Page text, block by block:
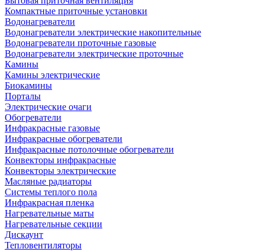
Компактные приточные установки
Водонагреватели
Водонагреватели электрические накопительные
Водонагреватели проточные газовые
Водонагреватели электрические проточные
Камины
Камины электрические
Биокамины
Порталы
Электрические очаги
Обогреватели
Инфракрасные газовые
Инфракрасные обогреватели
Инфракрасные потолочные обогреватели
Конвекторы инфракрасные
Конвекторы электрические
Масляные радиаторы
Системы теплого пола
Инфракрасная пленка
Нагревательные маты
Нагревательные секции
Дискаунт
Тепловентиляторы